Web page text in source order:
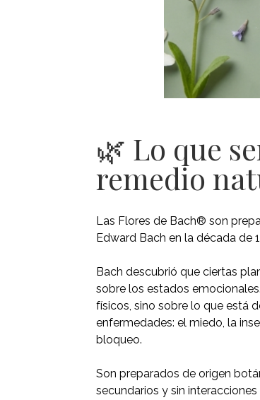
🌿 Lo que
remedio
Las Flores de Bach® son
Edward Bach en la década de
Bach descubrió que ciertas
sobre los estados
físicos, sino sobre lo que está
enfermedades: el miedo, la
bloqueo.
Son preparados de origen
secundarios y sin